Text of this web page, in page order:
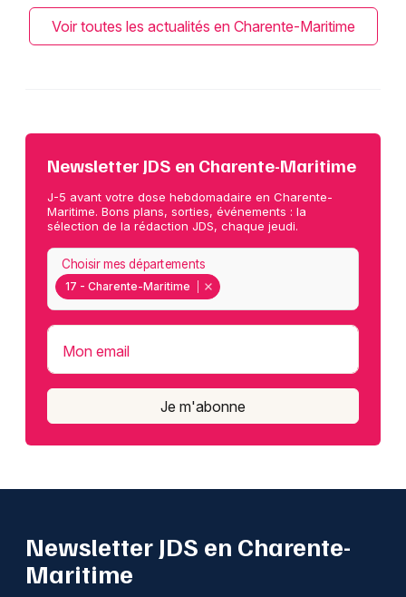
Voir toutes les actualités en Charente-Maritime
Newsletter JDS en Charente-Maritime
J-5 avant votre dose hebdomadaire en Charente-
Maritime. Bons plans, sorties, événements : la
sélection de la rédaction JDS, chaque jeudi.
17 - Charente-Maritime
Choisir mes départements
Mon email
Je m'abonne
Newsletter JDS en Charente-
Maritime